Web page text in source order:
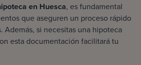
en Huesca, es fundamental
que aseguren un proceso rápido
Además, si necesitas una hipoteca
esta documentación facilitará tu